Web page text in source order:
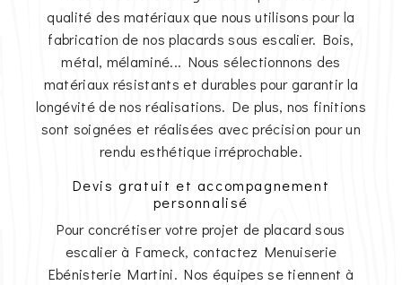
qualité des matériaux que nous utilisons pour la
fabrication de nos placards sous escalier. Bois,
métal, mélaminé... Nous sélectionnons des
matériaux résistants et durables pour garantir la
longévité de nos réalisations. De plus, nos finitions
sont soignées et réalisées avec précision pour un
rendu esthétique irréprochable.
Devis gratuit et accompagnement
personnalisé
Pour concrétiser votre projet de placard sous
escalier à Fameck, contactez Menuiserie
Ebénisterie Martini. Nos équipes se tiennent à